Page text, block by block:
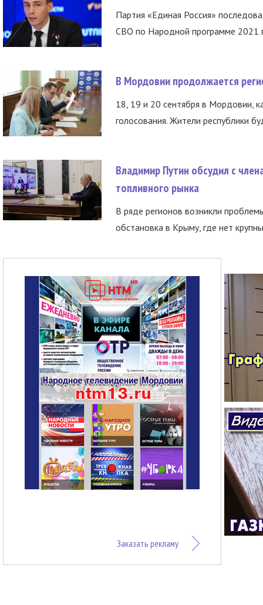
Партия «Единая Россия»
СВО по Народной программе 2021
В Мордовии продолжается
18, 19 и 20 сентября в Мордовии,
голосования. Жители республики
Владимир Путин обсудил с
топливного рынка
В ряде регионов возникли
обстановка в Крыму, где нет
Заказать рекламу